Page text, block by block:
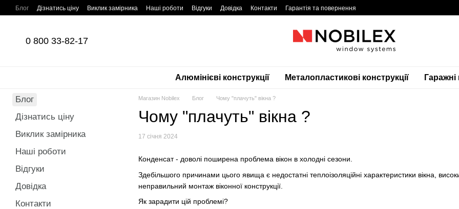
Перейти до основного контенту
Блог Дізнатись ціну Виклик замірника Наші роботи Відгуки Довідка Контакти Гарантія та повернення
0 800 33-82-17
Алюмінієві конструкції Металопластикові конструкції
Магазин Nobilex Блог Чому "плачуть" вікна ?
Чому "плачуть" вікна ?
17 січня 2024
Конденсат - доволі поширена проблема вікон в холодні сезони.
Здебільшого причинами цього явища є недостатні теплоізоляційні характеристики вікна,
неправильний монтаж віконної конструкції.
Як зарадити цій проблемі?
Блог
Дізнатись ціну
Виклик замірника
Наші роботи
Відгуки
Довідка
Контакти